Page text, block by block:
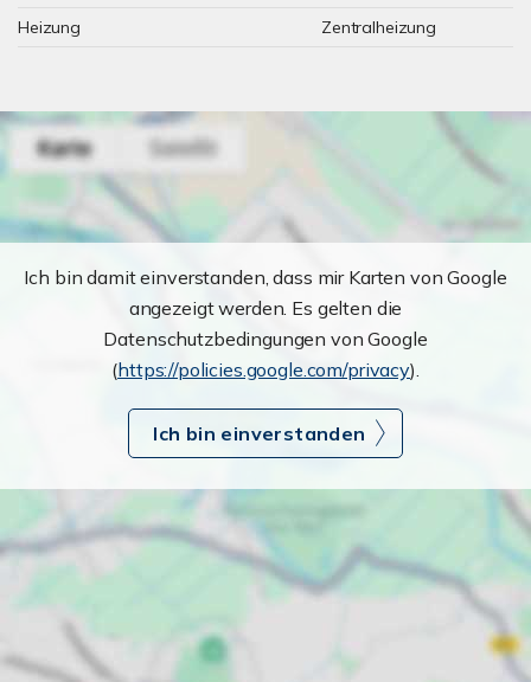
Heizung
Zentralheizung
Ich bin damit einverstanden, dass mir Karten von Google
angezeigt werden. Es gelten die
Datenschutzbedingungen von Google
(https://policies.google.com/privacy).
Ich bin einverstanden